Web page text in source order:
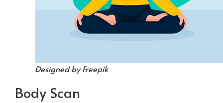
Designed by Freepik
Body Scan